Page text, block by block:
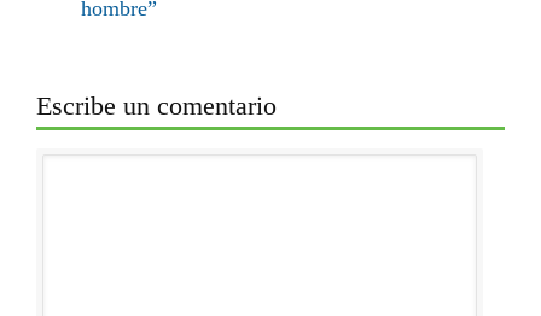
hombre”
Escribe un comentario